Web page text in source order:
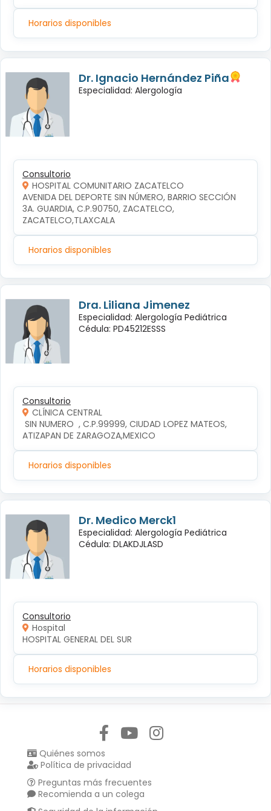
Horarios disponibles
Dr. Ignacio Hernández Piña
Especialidad: Alergología
Consultorio
HOSPITAL COMUNITARIO ZACATELCO
AVENIDA DEL DEPORTE SIN NÚMERO, BARRIO SECCIÓN
3A. GUARDIA, C.P.90750, ZACATELCO,
ZACATELCO,TLAXCALA
Horarios disponibles
Dra. Liliana Jimenez
Especialidad: Alergología Pediátrica
Cédula: PD45212ESSS
Consultorio
CLÍNICA CENTRAL
ATIZAPAN DE ZARAGOZA,MEXICO
Horarios disponibles
Dr. Medico Merck1
Especialidad: Alergología Pediátrica
Cédula: DLAKDJLASD
Consultorio
Hospital
HOSPITAL GENERAL DEL SUR
Horarios disponibles
Quiénes somos
Política de privacidad
Preguntas más frecuentes
Recomienda a un colega